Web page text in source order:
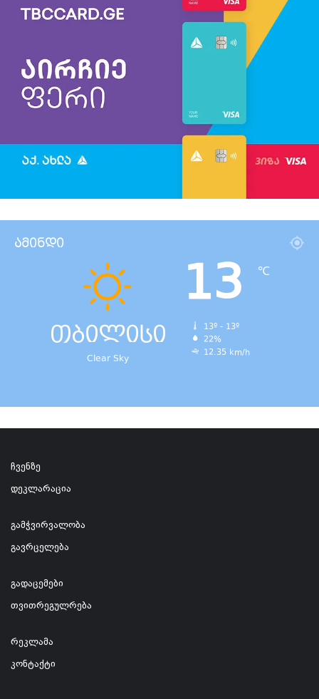
ამინდი
თბილისი
Clear Sky
13 ℃
13º - 13º
22%
12.35 km/h
ჩვენზე
დეკლარაცია
გამჭვირვალობა
გავრცელება
გადაცემები
თვითრეგულრება
რეკლამა
კონტაქტი